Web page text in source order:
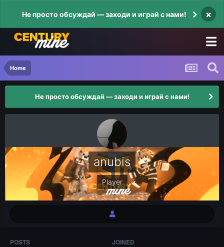
Не просто обсуждай — заходи и играй с нами! ×
Home
Не просто обсуждай — заходи и играй с нами!
anubis
Player
POSTS JOINED